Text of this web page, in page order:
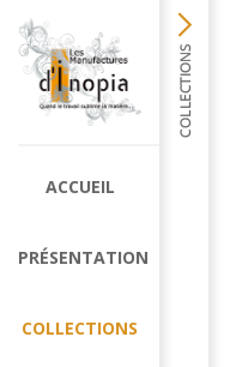
ACCUEIL
PRÉSENTATION
COLLECTIONS